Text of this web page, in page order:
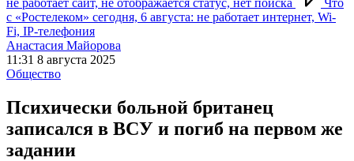
не работает сайт, не отображается статус, нет поиска
Что
с «Ростелеком» сегодня, 6 августа: не работает интернет, Wi-
Fi, IP-телефония
Анастасия Майорова
11:31 8 августа 2025
Общество
Психически больной британец
записался в ВСУ и погиб на первом же
задании